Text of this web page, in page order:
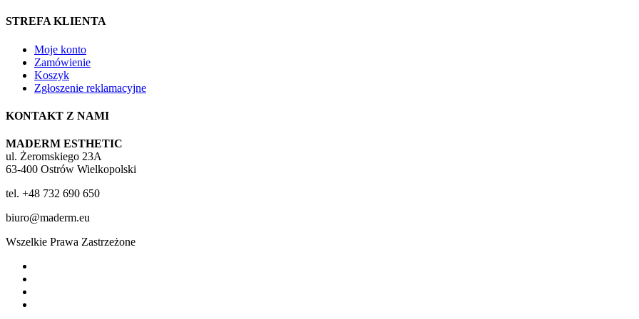
STREFA KLIENTA
Moje konto
Zamówienie
Koszyk
Zgłoszenie reklamacyjne
KONTAKT Z NAMI
MADERM ESTHETIC
ul. Żeromskiego 23A
63-400 Ostrów Wielkopolski
tel. +48 732 690 650
biuro@maderm.eu
Wszelkie Prawa Zastrzeżone